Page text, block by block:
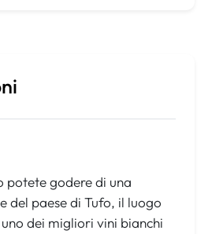
potete godere di una
del paese di Tufo, il luogo
dei migliori vini bianchi